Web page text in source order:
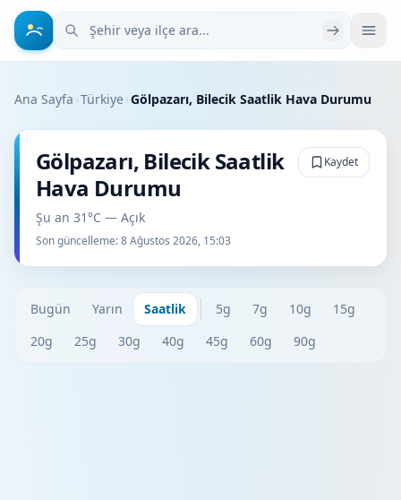
Şehir veya ilçe ara
Ana Sayfa ›Türkiye›Gölpazarı, Bilecik Saatlik Hava Durumu
Gölpazarı, Bilecik Saatlik
Hava Durumu
Şu an 31°C — Açık
Son güncelleme:8 Ağustos 2026, 15:03
Kaydet
Bugün Yarın Saatlik 5g 7g 10g
15g
20g
25g 30g 40g 45g 60g 90g